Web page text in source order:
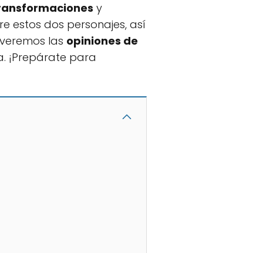
y
estos dos personajes, así
las opiniones de
¡Prepárate para